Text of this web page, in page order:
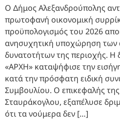
Ο Δήμος Αλεξανδρούπολης
πρωτοφανή οικονομική
προϋπολογισμός του 2026
ανησυχητική υποχώρηση των
δυνατοτήτων της περιοχής. Η
«ΑΡΧΗ» καταψήφισε την
κατά την πρόσφατη ειδική
Συμβουλίου. Ο επικεφαλής
Σταυράκογλου, εξαπέλυσε
ότι τα νούμερα δεν […]